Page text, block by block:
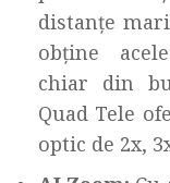
distanțe
obține
chiar din
Quad Tele
optic de 2x,